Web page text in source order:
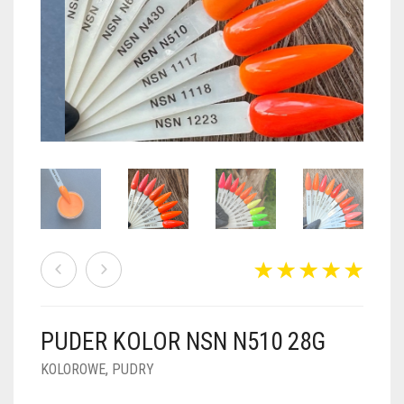
PUDRY BROKATOWE
PUDRY Z DROBINKAMI
PUDRY KOLOR PUR
PUDRY BUDUJĄCE
PUDRY DO FRENCH
PUDRY GALAXY
PUDRY SPARKLE
PUDRY TERMICZNE
PUDRY ŚWIECĄCE
FOIL DIP
PUDER KOLOR NSN N510 28G
KOLOROWE, PUDRY